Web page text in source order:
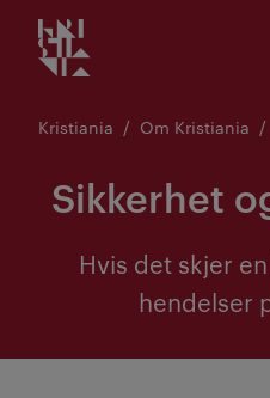
Gå
til
Kristiania logo
Kristiania Om Kristiania
Sikkerhet
Hvis det skjer
hendelser